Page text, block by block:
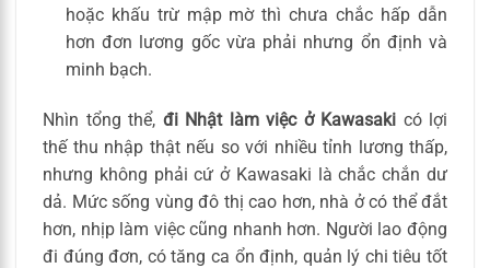
hoặc khấu trừ mập mờ thì chưa chắc hấp dẫn
hơn đơn lương gốc vừa phải nhưng ổn định và
minh bạch.
Nhìn tổng thể, đi Nhật làm việc ở Kawasaki có lợi
thế thu nhập thật nếu so với nhiều tỉnh lương thấp,
nhưng không phải cứ ở Kawasaki là chắc chắn dư
dả. Mức sống vùng đô thị cao hơn, nhà ở có thể đắt
hơn, nhịp làm việc cũng nhanh hơn. Người lao động
đi đúng đơn, có tăng ca ổn định, quản lý chi tiêu tốt